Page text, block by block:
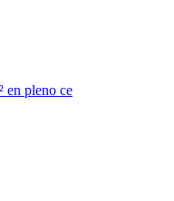
pleno ce